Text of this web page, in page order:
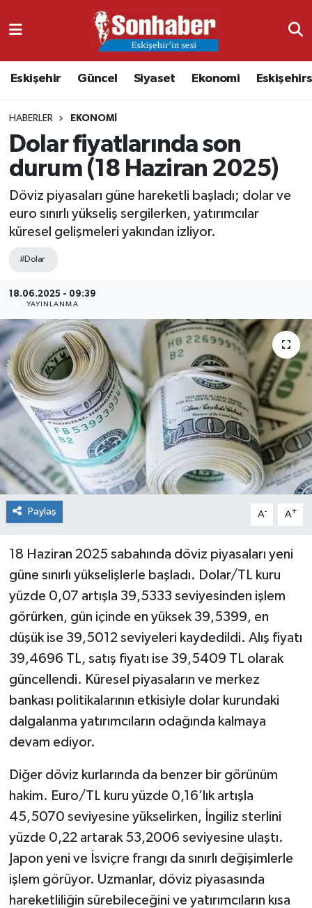
Eskişehir Güncel Siyaset Ekonomi
HABERLER EKONOMI
Dolar fiyatlarında son
durum (18 Haziran 2025)
Döviz piyasaları güne hareketli başladı; dolar ve
euro sınırlı yükseliş sergilerken, yatırımcılar
küresel gelişmeleri yakından izliyor.
#Dolar
18.06.2025 - 09:39
YAYINLANMA
Paylaş A- A+
18 Haziran 2025 sabahında döviz piyasaları yeni
güne sınırlı yükselişlerle başladı. Dolar/TL kuru
yüzde 0,07 artışla 39,5333 seviyesinden işlem
görürken, gün içinde en yüksek 39,5399, en
düşük ise 39,5012 seviyeleri kaydedildi. Alış fiyatı
39,4696 TL, satış fiyatı ise 39,5409 TL olarak
güncellendi. Küresel piyasaların ve merkez
bankası politikalarının etkisiyle dolar kurundaki
dalgalanma yatırımcıların odağında kalmaya
devam ediyor.
Diğer döviz kurlarında da benzer bir görünüm
hakim. Euro/TL kuru yüzde 0,16’lık artışla
45,5070 seviyesine yükselirken, İngiliz sterlini
yüzde 0,22 artarak 53,2006 seviyesine ulaştı.
Japon yeni ve İsviçre frangı da sınırlı değişimlerle
işlem görüyor. Uzmanlar, döviz piyasasında
hareketliliğin sürebileceğini ve yatırımcıların kısa
Ekonomi
Kültür & Sanat
Magazin
Resmi İlanlar
Sağlık
Siyaset
Spor
Nöbetçi Eczaneler
Namaz Vakitleri
Trafik Durumu
Süper Lig Puan Durumu ve Fikstür
Tüm Manşetler
Son Dakika Haberleri
Haber Arşivi